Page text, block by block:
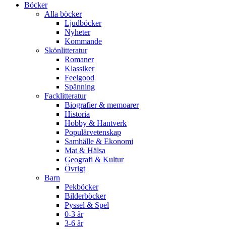
Böcker
Alla böcker
Ljudböcker
Nyheter
Kommande
Skönlitteratur
Romaner
Klassiker
Feelgood
Spänning
Facklitteratur
Biografier & memoarer
Historia
Hobby & Hantverk
Populärvetenskap
Samhälle & Ekonomi
Mat & Hälsa
Geografi & Kultur
Övrigt
Barn
Pekböcker
Bilderböcker
Pyssel & Spel
0-3 år
3-6 år